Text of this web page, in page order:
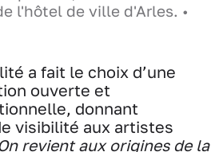
l'hôtel de ville d'Arles. •
a fait le choix d’une
ouverte et
donnant
visibilité aux artistes
revient aux origines de la